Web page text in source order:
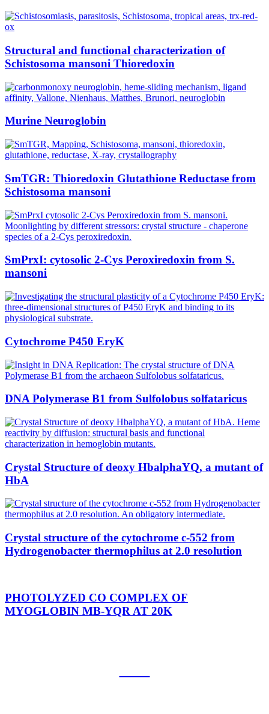
Structural and functional characterization of
Schistosoma mansoni Thioredoxin
Murine Neuroglobin
SmTGR: Thioredoxin Glutathione Reductase from
Schistosoma mansoni
SmPrxI: cytosolic 2-Cys Peroxiredoxin from S.
mansoni
Cytochrome P450 EryK
DNA Polymerase B1 from Sulfolobus solfataricus
Crystal Structure of deoxy HbalphaYQ, a mutant of
HbA
Crystal structure of the cytochrome c-552 from
Hydrogenobacter thermophilus at 2.0 resolution
PHOTOLYZED CO COMPLEX OF
MYOGLOBIN MB-YQR AT 20K